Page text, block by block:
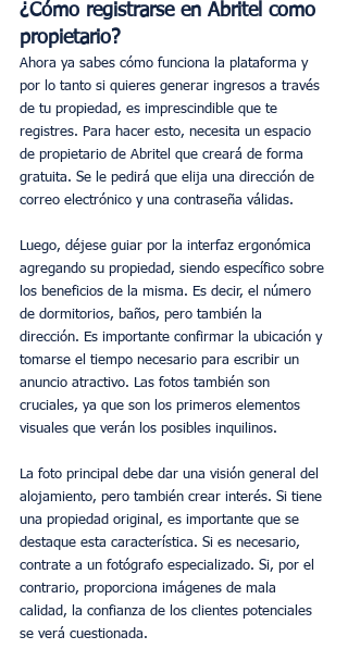
¿Cómo registrarse en Abritel como
propietario?
Ahora ya sabes cómo funciona la plataforma y
por lo tanto si quieres generar ingresos a través
de tu propiedad, es imprescindible que te
registres. Para hacer esto, necesita un espacio
de propietario de Abritel que creará de forma
gratuita. Se le pedirá que elija una dirección de
correo electrónico y una contraseña válidas.
Luego, déjese guiar por la interfaz ergonómica
agregando su propiedad, siendo específico sobre
los beneficios de la misma. Es decir, el número
de dormitorios, baños, pero también la
dirección. Es importante confirmar la ubicación y
tomarse el tiempo necesario para escribir un
anuncio atractivo. Las fotos también son
cruciales, ya que son los primeros elementos
visuales que verán los posibles inquilinos.
La foto principal debe dar una visión general del
alojamiento, pero también crear interés. Si tiene
una propiedad original, es importante que se
destaque esta característica. Si es necesario,
contrate a un fotógrafo especializado. Si, por el
contrario, proporciona imágenes de mala
calidad, la confianza de los clientes potenciales
se verá cuestionada.